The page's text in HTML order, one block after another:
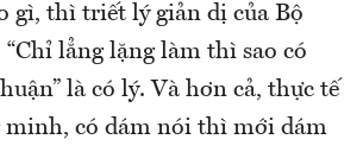
gì, thì triết lý giản dị của Bộ
lẳng lặng làm thì sao có
là có lý. Và hơn cả, thực tế
minh, có dám nói thì mới dám